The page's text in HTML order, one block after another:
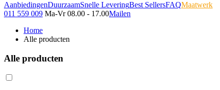
AanbiedingenDuurzaamSnelle LeveringBest SellersFAQMaatwerk
011 559 009 Ma-Vr 08.00 - 17.00Mailen
Home
Alle producten
Alle producten